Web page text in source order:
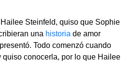
Steinfeld, quiso que Sophie
una historia de amor
Todo comenzó cuando
quiso conocerla, por lo que Hailee